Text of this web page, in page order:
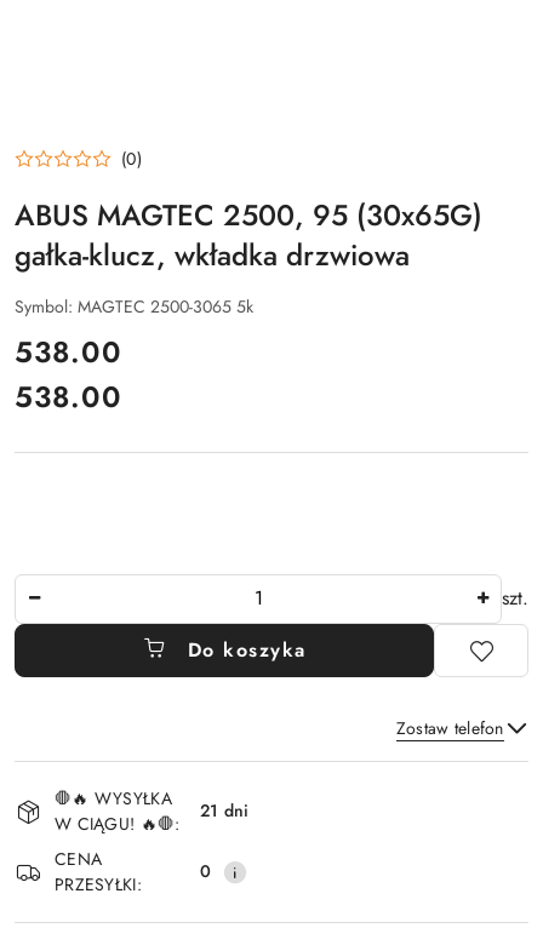
(0)
ABUS MAGTEC 2500, 95 (30x65G)
gałka-klucz, wkładka drzwiowa
Symbol: MAGTEC 2500-3065 5k
cena:
538.00
Cena:
538.00
szt.
Do koszyka
Zostaw telefon
Dostępność
i
dostawa
🛑🔥 WYSYŁKA
W CIĄGU! 🔥🛑:
21 dni
CENA
PRZESYŁKI:
0